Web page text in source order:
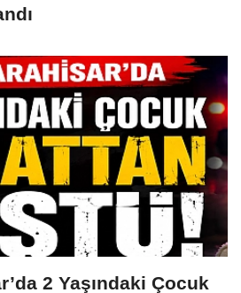
2 Yaşındaki Çocuk